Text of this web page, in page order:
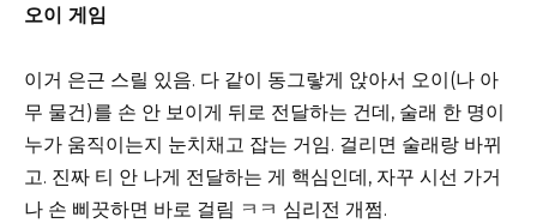
오이 게임
이거 은근 스릴 있음. 다 같이 동그랗게 앉아서 오이(나 아
무 물건)를 손 안 보이게 뒤로 전달하는 건데, 술래 한 명이
누가 움직이는지 눈치채고 잡는 거임. 걸리면 술래랑 바뀌
고. 진짜 티 안 나게 전달하는 게 핵심인데, 자꾸 시선 가거
나 손 삐끗하면 바로 걸림 ㅋㅋ 심리전 개쩜.